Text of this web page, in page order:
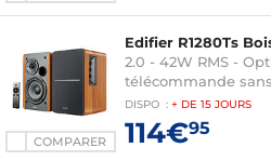
COMPARER
Edifier R1280Ts
2.0 - 42W RMS -
télécommande
DISPO : + DE 15 JOURS
114€95